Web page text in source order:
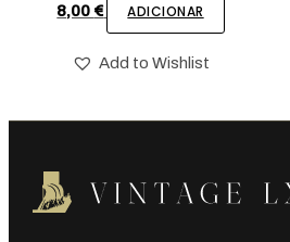
8,00 € ADICIONAR
Add to Wishlist